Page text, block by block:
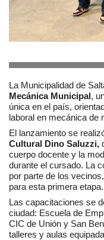
La Municipalidad de
Mecánica Municipal,
única en el país,
laboral en mecánica de
El lanzamiento se
Cultural Dino Saluzzi,
cuerpo docente y la
durante el cursado. La
por parte de los
para esta primera etapa.
Las capacitaciones se
ciudad: Escuela de
CIC de Unión y San
talleres y aulas